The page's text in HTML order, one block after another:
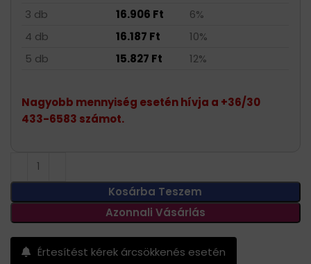
3 db
16.906 Ft
6%
4 db
16.187 Ft
10%
5 db
15.827 Ft 12%
Nagyobb mennyiség esetén hívja a +36/30
433-6583 számot.
Kosárba Teszem
Azonnali Vásárlás
Értesítést kérek árcsökkenés esetén